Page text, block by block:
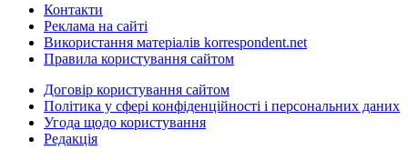
Контакти
Реклама на сайті
Використання матеріалів korrespondent.net
Правила користування сайтом
Договір користування сайтом
Політика у сфері конфіденційності і персональних даних
Угода щодо користування
Редакція